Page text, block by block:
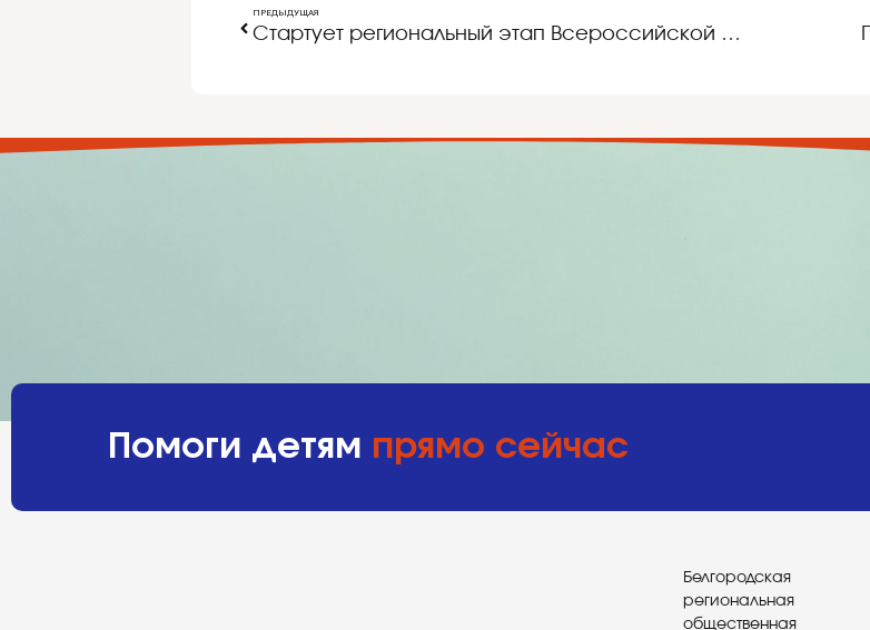
ПРЕДЫДУЩАЯ
Стартует региональный этап Всероссийской олимпиады школьников
Помоги детям прямо сейчас
Белгородская
региональная
общественная